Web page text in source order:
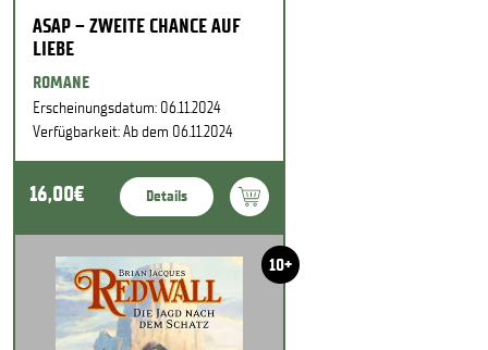
ASAP – ZWEITE CHANCE AUF
LIEBE
ROMANE
Erscheinungsdatum: 06.11.2024
Verfügbarkeit: Ab dem 06.11.2024
16,00€ Details
10+